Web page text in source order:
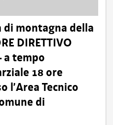
di montagna della
DIRETTIVO
a tempo
18 ore
l’Area Tecnico
di